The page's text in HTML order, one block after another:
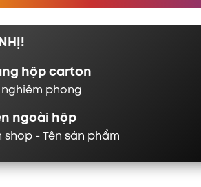
hộp carton
phong
ngoài hộp
- Tên sản phẩm